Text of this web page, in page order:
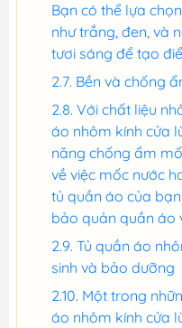
Bạn có thể lựa
như trắng, đen, và
tươi sáng để tạo
Bền và chống
Với chất liệu
áo nhôm kính cửa
năng chống ẩm
về việc mốc nước
tủ quần áo của
bảo quản quần áo
Tủ quần áo
sinh và bảo dưỡng
Một trong
áo nhôm kính cửa